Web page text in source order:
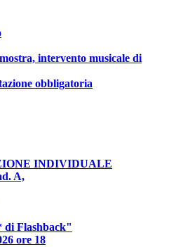
intervento musicale di
obbligatoria
INDIVIDUALE
A,
di Flashback"
ore 18